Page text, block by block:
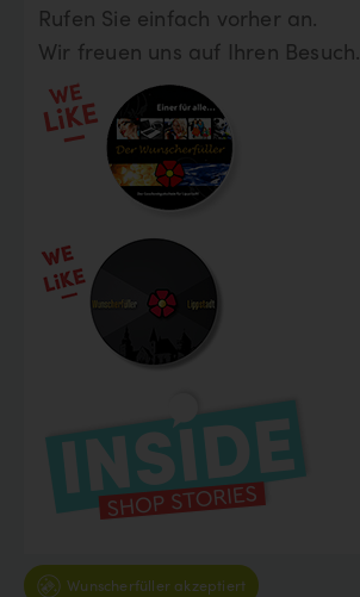
Rufen Sie einfach vorher an.
Wir freuen uns auf Ihren Besuch.
Wunscherfüller akzeptiert